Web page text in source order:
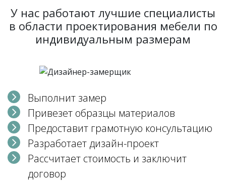
У нас работают лучшие специалисты
в области проектирования мебели по
индивидуальным размерам
Выполнит замер
Привезет образцы материалов
Предоставит грамотную консультацию
Разработает дизайн-проект
Рассчитает стоимость и заключит
договор